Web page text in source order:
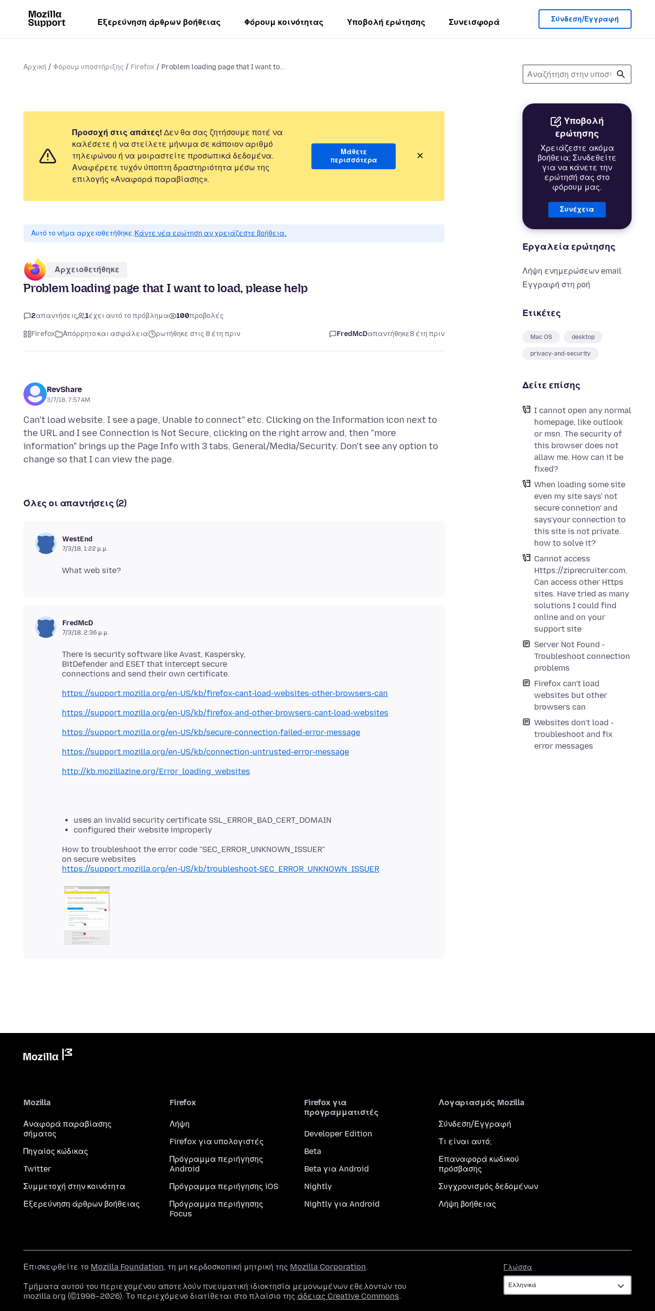
Εξερεύνηση άρθρων βοήθειας Φόρουμ κοινότητας Υποβολή ερώτησης Συνεισφορά Σύνδεση/Εγγραφή
Αρχική Φόρουμ υποστήριξης Firefox Problem loading page that I want to...
Υποβολή
ερώτησης
Χρειάζεστε ακόμα
βοήθεια; Συνδεθείτε
για να κάνετε την
ερώτησή σας στο
φόρουμ μας.
Συνέχεια
Εργαλεία ερώτησης
Λήψη ενημερώσεων email
Εγγραφή στη ροή
Ετικέτες
Mac OS desktop
privacy-and-security
Δείτε επίσης
I cannot open any normal
homepage, like outlook
or msn. The security of
this browser does not
allaw me. How can it be
fixed?
When loading some site
even my site says' not
secure connetion' and
says'your connection to
this site is not private.
how to solve it?
Cannot access
Https://ziprecruiter.com.
Can access other Https
sites. Have tried as many
solutions I could find
online and on your
support site
Server Not Found -
Troubleshoot connection
problems
Firefox can't load
websites but other
browsers can
Websites don't load -
troubleshoot and fix
error messages
Προσοχή στις απάτες! Δεν θα σας ζητήσουμε ποτέ να
καλέσετε ή να στείλετε μήνυμα σε κάποιον αριθμό
τηλεφώνου ή να μοιραστείτε προσωπικά δεδομένα.
Αναφέρετε τυχόν ύποπτη δραστηριότητα μέσω της
επιλογής «Αναφορά παραβίασης».
Μάθετε
περισσότερα
Αυτό το νήμα αρχειοθετήθηκε.Κάντε νέα ερώτηση αν χρειάζεστε βοήθεια.
Αρχειοθετήθηκε
Problem loading page that I want to load, please help
2απαντήσεις 1έχει αυτό το πρόβλημα 100προβολές
Firefox Απόρρητο και ασφάλεια ρωτήθηκε στις 8 έτη πριν FredMcDαπαντήθηκε8 έτη πριν
RevShare
3/7/18, 7:57 AM
Can't load website. I see a page, Unable to connect" etc. Clicking on the Information icon next to
the URL and I see Connection is Not Secure, clicking on the right arrow and, then "more
information" brings up the Page Info with 3 tabs, General/Media/Security. Don't see any option to
Όλες οι απαντήσεις (2)
WestEnd
7/3/18, 1:22 μ.μ.
FredMcD
7/3/18, 2:36 μ.μ.
There is security software like Avast, Kaspersky,
BitDefender and ESET that intercept secure
https://support.mozilla.org/en-US/kb/firefox-cant-load-websites-other-browsers-can
https://support.mozilla.org/en-US/kb/firefox-and-other-browsers-cant-load-websites
https://support.mozilla.org/en-US/kb/secure-connection-failed-error-message
https://support.mozilla.org/en-US/kb/connection-untrusted-error-message
http://kb.mozillazine.org/Error_loading_websites
uses an invalid security certificate SSL_ERROR_BAD_CERT_DOMAIN
configured their website improperly
How to troubleshoot the error code "SEC_ERROR_UNKNOWN_ISSUER"
https://support.mozilla.org/en-US/kb/troubleshoot-SEC_ERROR_UNKNOWN_ISSUER
Mozilla
Αναφορά παραβίασης
σήματος
Πηγαίος κώδικας
Twitter
Συμμετοχή στην κοινότητα
Εξερεύνηση άρθρων βοήθειας
Firefox
Λήψη
Firefox για υπολογιστές
Πρόγραμμα περιήγησης
Android
Πρόγραμμα περιήγησης iOS
Πρόγραμμα περιήγησης
Focus
Firefox για
προγραμματιστές
Developer Edition
Beta
Beta για Android
Nightly
Nightly για Android
Λογαριασμός Mozilla
Σύνδεση/Εγγραφή
Τι είναι αυτό;
Επαναφορά κωδικού
πρόσβασης
Συγχρονισμός δεδομένων
Λήψη βοήθειας
Γλώσσα
Επισκεφθείτε το Mozilla Foundation, τη μη κερδοσκοπική μητρική της Mozilla Corporation.
Τμήματα αυτού του περιεχομένου αποτελούν πνευματική ιδιοκτησία μεμονωμένων εθελοντών του
mozilla.org (©1998–2026). Το περιεχόμενο διατίθεται στο πλαίσιο της άδειας Creative Commons.